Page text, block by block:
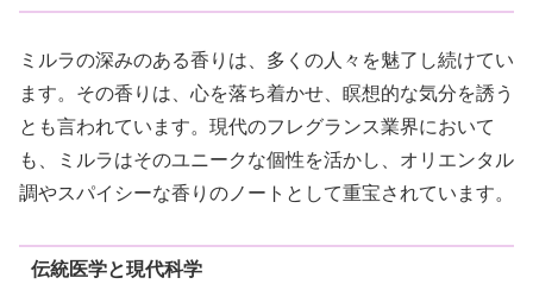
ミルラの深みのある香りは、多くの人々を魅了し続けてい
ます。その香りは、心を落ち着かせ、瞑想的な気分を誘う
とも言われています。現代のフレグランス業界において
も、ミルラはそのユニークな個性を活かし、オリエンタル
調やスパイシーな香りのノートとして重宝されています。
伝統医学と現代科学